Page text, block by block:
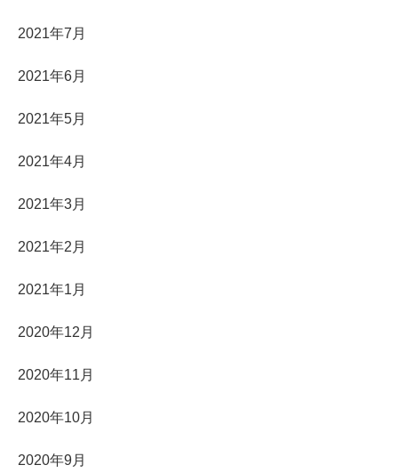
2021年7月
2021年6月
2021年5月
2021年4月
2021年3月
2021年2月
2021年1月
2020年12月
2020年11月
2020年10月
2020年9月